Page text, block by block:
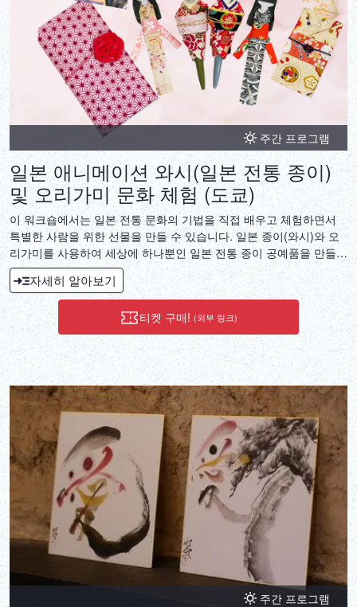
주간 프로그램
일본 애니메이션 와시(일본 전통 종이)
및 오리가미 문화 체험 (도쿄)
이 워크숍에서는 일본 전통 문화의 기법을 직접 배우고 체험하면서
특별한 사람을 위한 선물을 만들 수 있습니다. 일본 종이(와시)와 오
리가미를 사용하여 세상에 하나뿐인 일본 전통 종이 공예품을 만들어
보세요! 일본산 볼펜과 함께 제공되는 하나히메 와시 인형은 특별하
고 유일무이한 선물입니다. 책갈피, 부적 주머니, 와시 노트, 고슈인
스탬프북 등 원하는 다른 공예품을 선택하여 만들 수도 있습니다. 또
한, 직접 만든 공예품을 기념품으로 받아 가실 수 있습니다! 워크숍
후에는 수료증도 발급되어, 여러분의 나라에서 자랑스럽게 일본 전통
공예를 가르칠 수 있습니다.
자세히 알아보기
티켓 구매! (외부 링크)
주간 프로그램